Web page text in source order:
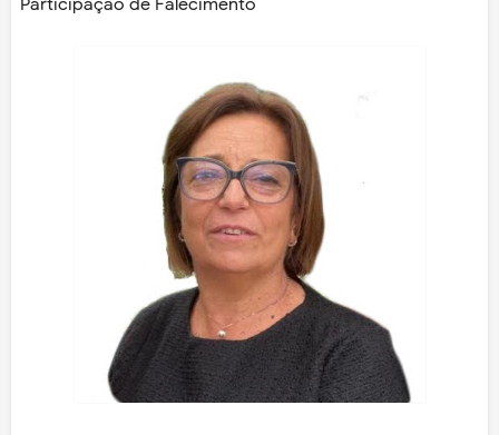
Participação de Falecimento